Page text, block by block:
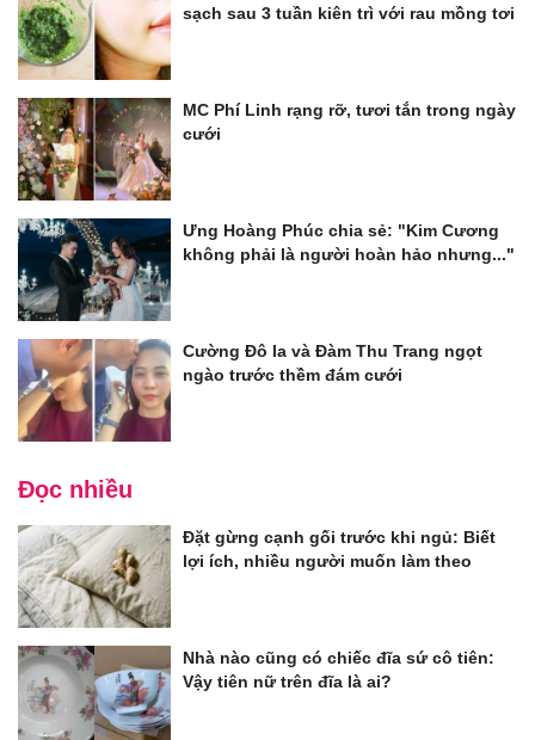
sạch sau 3 tuần kiên trì với rau mồng tơi
MC Phí Linh rạng rỡ, tươi tắn trong ngày
cưới
Ưng Hoàng Phúc chia sẻ: "Kim Cương
không phải là người hoàn hảo nhưng..."
Cường Đô la và Đàm Thu Trang ngọt
ngào trước thềm đám cưới
Đọc nhiều
Đặt gừng cạnh gối trước khi ngủ: Biết
lợi ích, nhiều người muốn làm theo
Nhà nào cũng có chiếc đĩa sứ cô tiên:
Vậy tiên nữ trên đĩa là ai?